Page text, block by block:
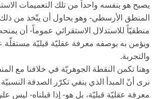
يصبح هو بنفسه واحداً من تلك التعميمات
المنطق الأرسطي- وهو يحاول أن يتّخذ من ذلك
منطقيّاً للاستدلال الاستقرائي عموماً- أن
ويؤمن به بوصفه معرفة عقليّة قبليّة مستقلّة
والتجربة.
وهنا تكمن النقطة الجوهريّة في خلافنا مع
نرى أنّ المبدأ الذي ينفي تكرّر الصدفة
معرفة عقليّة قبليّة، بل هو- إذا قبلناه- ليس